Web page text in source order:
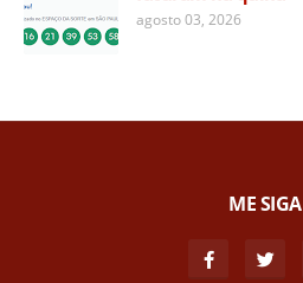
agosto 03, 2026
ME SIGA